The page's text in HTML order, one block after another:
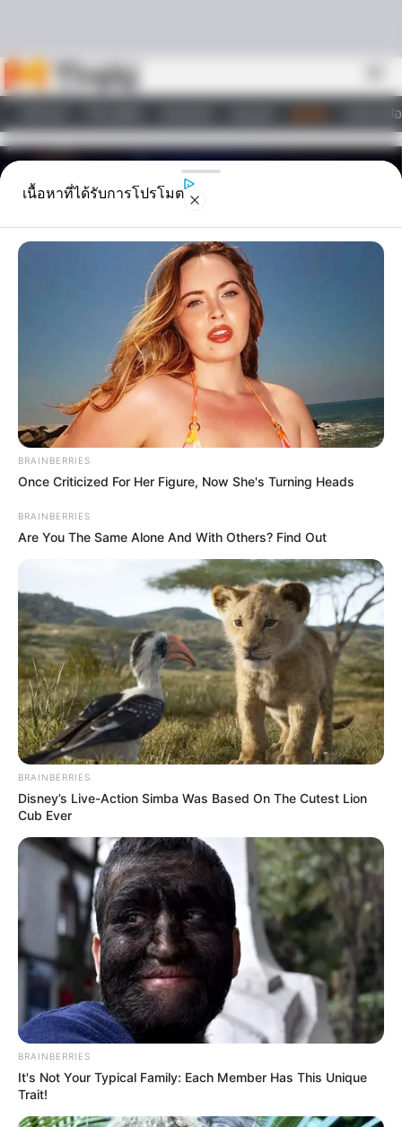
วอลเปเ
ไลฟ์สไตล์
ดูดวงรายวัน
ดูดวงรายวัน ประจำวัน
จันทร์ที่ 9 มกราคม 2560
โดย อ.คฑา ชินบัญชร
ดูดวงสำหรับ คนเกิดวันอาทิตย์ ดูดวงสำหรับ คนเกิดวันจันทร์ ดูดวง
สำหรับ คนเกิดวันอังคาร ดูดวงสำหรับ คนเกิดวันพุธ ดูดวงสำหรับ
คนเกิดวันพฤหัสบดี ดูดวงสำหรับ คนเกิดวันศุกร์ ดูดวงสำหรับ คน
เกิดวันเสาร์
Home/ดูดวงรายวัน/ ดูดวงรายวัน ประจำวันจันทร์ที่ 9 มกราคม 2560
โดย อ.คฑา ชินบัญชร
ดูดวงรายวัน|
9 ม.ค. 2017
ดูดวงสำหรับ คนเกิดวันอาทิตย์
ดูดวงสำหรับ
คนเกิดวันจันทร์
ดูดวงสำหรับคนเกิดวันพุธ
เนื้อหาที่ได้รับการโปรโมต
BRAINBERRIES
Once Criticized For Her Figure, Now She's Turning Heads
BRAINBERRIES
Are You The Same Alone And With Others? Find Out
BRAINBERRIES
Disney’s Live-Action Simba Was Based On The Cutest Lion
Cub Ever
BRAINBERRIES
It's Not Your Typical Family: Each Member Has This Unique
Trait!